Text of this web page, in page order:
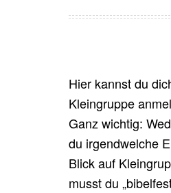
Hier kannst du
Kleingruppe
Ganz wichtig:
du irgendwelche
Blick auf
musst du